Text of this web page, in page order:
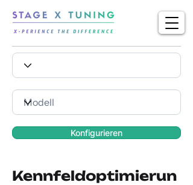
Konfigurieren
Kennfeldoptimierun